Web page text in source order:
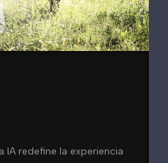
IA redefine la experiencia